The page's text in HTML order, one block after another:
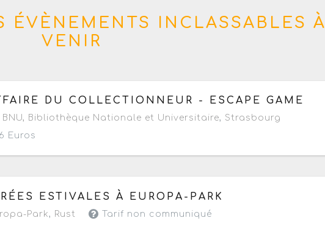
ÉVÈNEMENTS INCLASSABLES À
VENIR
4 juillet au samedi 29 août 2026
à partir de 20h
DU COLLECTIONNEUR - ESCAPE GAME
BNU, Bibliothèque Nationale et Universitaire, Strasbourg
Euros
18 juillet au samedi 22 août 2026 de 09h à 23h59
ESTIVALES À EUROPA-PARK
Park, Rust Tarif non communiqué